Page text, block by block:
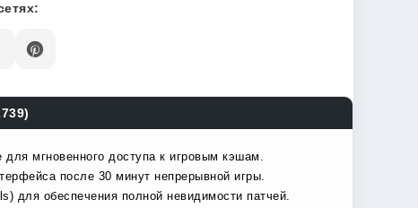
мгновенного доступа к игровым кэшам.
после 30 минут непрерывной игры.
для обеспечения полной невидимости патчей.